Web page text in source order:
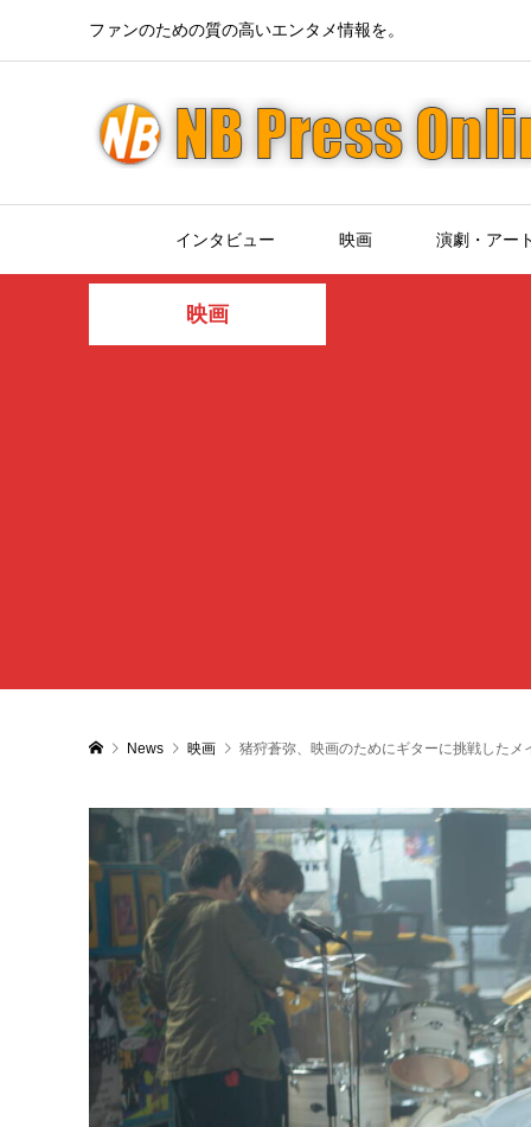
ファンのための質の高いエンタメ情報を。
インタビュー 映画 演劇・アー
映画
News 映画 猪狩蒼弥、映画のためにギターに挑戦した